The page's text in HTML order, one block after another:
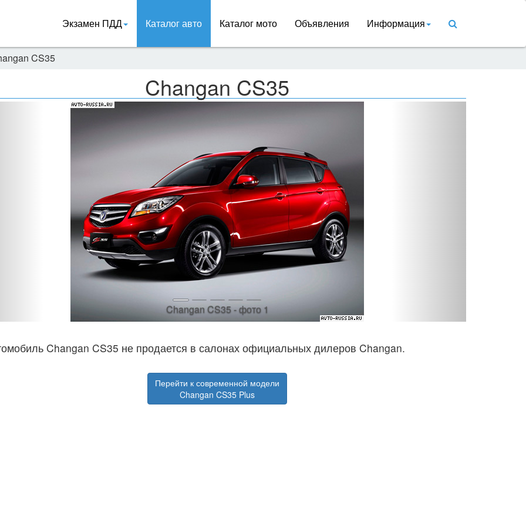
Экзамен ПДД Каталог авто Каталог мото Объявления Информация
CS35
Changan CS35
Changan CS35 - фото 1
Changan CS35 не продается в салонах официальных дилеров Changan.
Перейти к современной модели
Changan CS35 Plus